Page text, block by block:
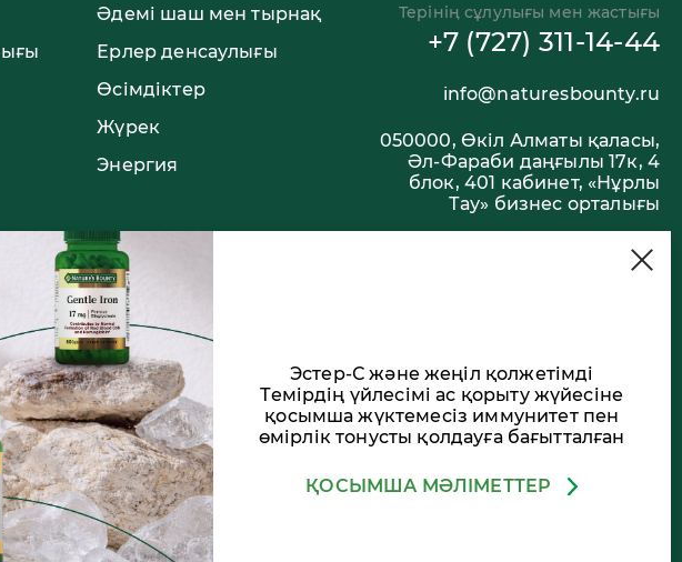
Әдемі шаш мен тырнақ
Ерлер денсаулығы
Өсімдіктер
Жүрек
Энергия
Терінің сұлулығы мен жастығы
+7 (727) 311-14-44
info@naturesbounty.ru
050000, Өкіл Алматы қаласы,
Әл-Фараби даңғылы 17к, 4
блок, 401 кабинет, «Нұрлы
Тау» бизнес орталығы
пайдалануға
Қосымша мәліметтер
Эстер-С және жеңіл қолжетімді
Темірдің үйлесімі ас қорыту жүйесіне
қосымша жүктемесіз иммунитет пен
өмірлік тонусты қолдауға бағытталған
ҚОСЫМША МӘЛІМЕТТЕР